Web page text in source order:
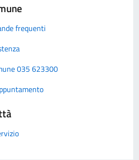
frequenti
035 623300